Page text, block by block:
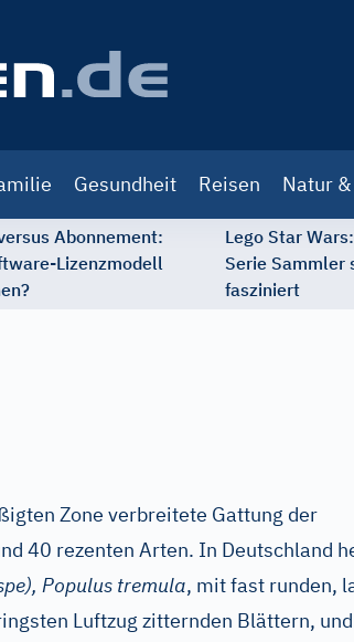
Gesundheit Reisen Natur
Abonnement:
Lizenzmodell
Lego Star
Serie Sammler
fasziniert
Zone verbreitete Gattung der
40 rezenten Arten. In Deutschland
Populus tremula, mit fast runden,
Luftzug zitternden Blättern,